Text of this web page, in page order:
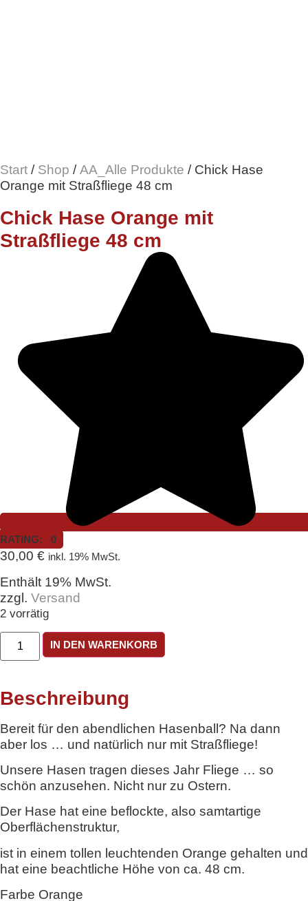
Start / Shop /AA_Alle Produkte / Chick Hase
Orange mit Straßfliege 48 cm
Chick Hase Orange mit
Straßfliege 48 cm
RATING: 0
30,00 € inkl. 19% MwSt.
Enthält 19% MwSt.
zzgl. Versand
2 vorrätig
Chick
Hase
Orange
Straßfliege
48
Menge
IN DEN WARENKORB
Beschreibung
Bereit für den abendlichen Hasenball? Na dann
aber los … und natürlich nur mit Straßfliege!
Unsere Hasen tragen dieses Jahr Fliege … so
schön anzusehen. Nicht nur zu Ostern.
Der Hase hat eine beflockte, also samtartige
Oberflächenstruktur,
ist in einem tollen leuchtenden Orange gehalten und
hat eine beachtliche Höhe von ca. 48 cm.
Farbe Orange